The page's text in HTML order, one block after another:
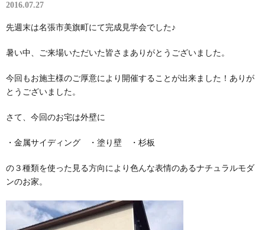
2016.07.27
先週末は名張市美旗町にて完成見学会でした♪
暑い中、ご来場いただいた皆さまありがとうございました。
今回もお施主様のご厚意により開催することが出来ました！ありが
とうございました。
さて、今回のお宅は外壁に
・金属サイディング ・塗り壁 ・杉板
の３種類を使った見る方向により色んな表情のあるナチュラルモダ
ンのお家。